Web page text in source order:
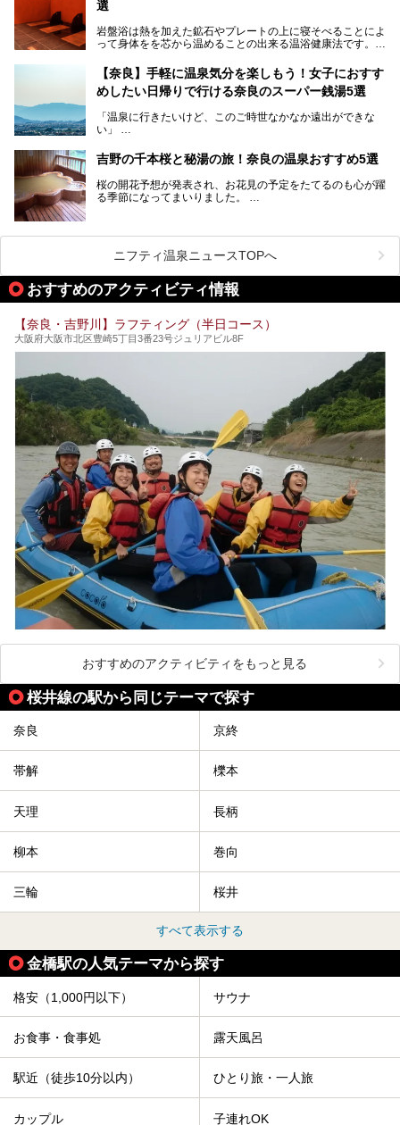
サウナなど種類も豊富です。
奈良県にあるサウナでリフレッシュしませんか？
選
岩盤浴は熱を加えた鉱石やプレートの上に寝そべることによ
って身体をを芯から温めることの出来る温浴健康法です。じ
果だけではなく、代謝が高まり健康や美容にも良い影響が期
待できます。今回はそんな岩盤浴にこだわった、奈良県内の
オススメ温泉・銭湯・スパ3ヶ所を紹介させていただきま
【奈良】手軽に温泉気分を楽しもう！女子におすす
めしたい日帰りで行ける奈良のスーパー銭湯5選
「温泉に行きたいけど、このご時世なかなか遠出ができな
い」
そんな方も多いのではないでしょうか？
お宿に泊まって観光地を巡るような温泉旅行がしたいけど、
まとまった時間が取れない時もありますよね。
芯までじんわり温まってリラックス効果も抜群。
今回は、奈良で行けるおすすめのスーパー銭湯を5つご紹介
したいと思います。
吉野の千本桜と秘湯の旅！奈良の温泉おすすめ5選
桜の開花予想が発表され、お花見の予定をたてるのも心が躍
る季節になってまいりました。
まれるくらい日本人の心を捉えて離さない名所中の名所があ
ります。それは奈良県の吉野山。
す。また吉野山を含む「紀伊山地の霊場と参詣道」はユネス
コの世界遺産に登録されており、修験道の霊場として荘厳な
開湯300年と歴史のある霊験あらたかな吉野の湯で、春を感
じる湯治の旅はいかがでしょう。
今回は奈良県吉野のおすすめ温泉を紹介いたします！
ニフティ温泉ニュースTOPへ
おすすめのアクティビティ情報
【奈良・吉野川】ラフティング（半日コース）
大阪府大阪市北区豊崎5丁目3番23号ジュリアビル8F
おすすめのアクティビティをもっと見る
桜井線の駅から同じテーマで探す
奈良 京終
帯解 櫟本
天理 長柄
柳本 巻向
三輪 桜井
すべて表示する
金橋駅の人気テーマから探す
格安（1,000円以下） サウナ
お食事・食事処 露天風呂
駅近（徒歩10分以内） ひとり旅・一人旅
カップル 子連れOK